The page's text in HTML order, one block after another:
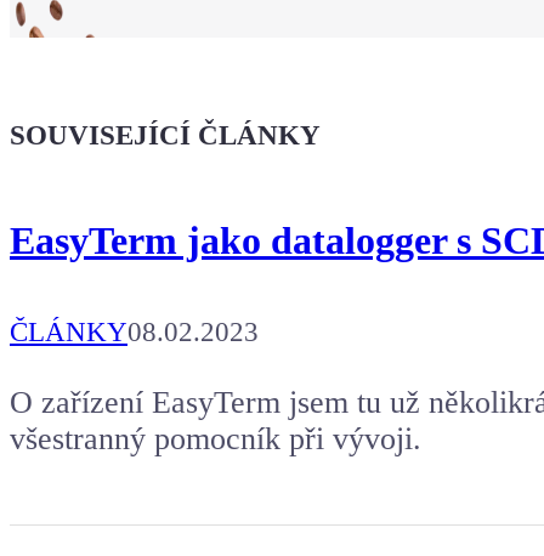
že jsi Maker!
Kafe pro Chiptrona
Aby mohl napsat další článek.
SOUVISEJÍCÍ ČLÁNKY
EasyTerm jako datalogger s
ČLÁNKY08.02.2023
O zařízení EasyTerm jsem tu už
všestranný pomocník při vývoji.